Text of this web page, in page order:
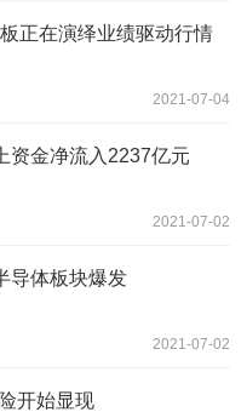
正在演绎业绩驱动行情
2021-07-04
资金净流入2237亿元
2021-07-02
导体板块爆发
2021-07-02
开始显现